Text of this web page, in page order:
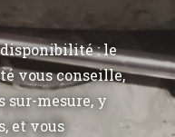
: le
vous conseille,
sur-mesure, y
et vous